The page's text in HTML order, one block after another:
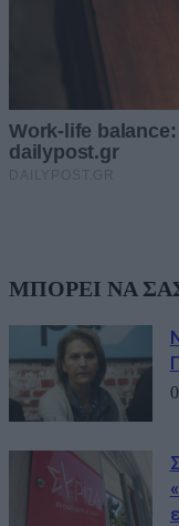
ΜΠΟΡΕΙ ΝΑ